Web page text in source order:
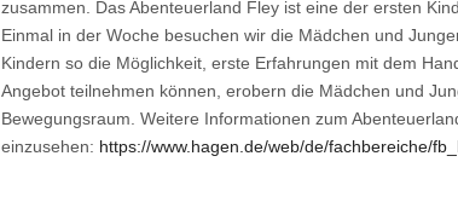
zusammen. Das Abenteuerland Fley ist eine der ersten
Einmal in der Woche besuchen wir die Mädchen und
Kindern so die Möglichkeit, erste Erfahrungen mit dem
Angebot teilnehmen können, erobern die Mädchen und
Bewegungsraum. Weitere Informationen zum
einzusehen: https://www.hagen.de/web/de/fachbereiche/